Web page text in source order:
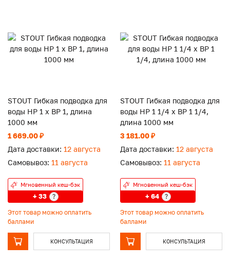
STOUT Гибкая подводка для
воды НР 1 х ВР 1, длина
1000 мм
1 669.00 ₽
Дата доставки: 12 августа
Самовывоз: 11 августа
Мгновенный кеш-бэк
+ 33 ?
Этот товар можно оплатить
баллами
КОНСУЛЬТАЦИЯ
STOUT Гибкая подводка для
воды НР 1 1/4 х ВР 1 1/4,
длина 1000 мм
3 181.00 ₽
Дата доставки: 12 августа
Самовывоз: 11 августа
Мгновенный кеш-бэк
+ 64 ?
Этот товар можно оплатить
баллами
КОНСУЛЬТАЦИЯ